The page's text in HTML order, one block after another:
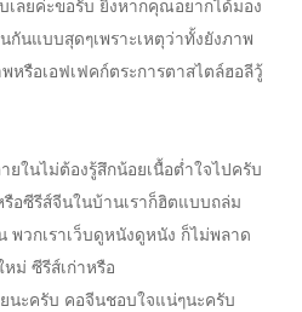
เลยค่ะขอรับ ยิ่งหากคุณอยากได้มอง
กันแบบสุดๆเพราะเหตุว่าทั้งยังภาพ
หรือเอฟเฟคก์ตระการตาสไตล์ฮอลีวู้
ในไม่ต้องรู้สึกน้อยเนื้อต่ำใจไปครับ
อซีรีส์จีนในบ้านเราก็ฮิตแบบถล่ม
วกเราเว็บดูหนังดูหนัง ก็ไม่พลาด
ม่ ซีรีส์เก่าหรือ
นะครับ คอจีนชอบใจแน่ๆนะครับ